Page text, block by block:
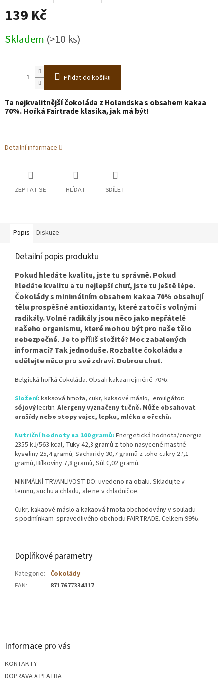
139 Kč
cena:
Skladem (>10 ks)
Přidat do košíku
Ta nejkvalitnější čokoláda z Holandska s obsahem kakaa
70%. Hořká Fairtrade klasika, jak má být!
Detailní informace
ZEPTAT SE HLÍDAT SDÍLET
Popis Diskuze
Detailní popis produktu
Pokud hledáte kvalitu, jste tu správně. Pokud
hledáte kvalitu a tu nejlepší chuť, jste tu ještě lépe.
Čokolády s minimálním obsahem kakaa 70% obsahují
tělu prospěšné antioxidanty, které zatočí s volnými
radikály. Volné radikály jsou něco jako nepřátelé
našeho organismu, které mohou být pro naše tělo
nebezpečné. Je to příliš složité? Moc zabalených
informací? Tak jednoduše. Rozbalte čokoládu a
udělejte něco pro své zdraví. Dobrou chuť.
Belgická hořká čokoláda. Obsah kakaa nejméně 70%.
Složení: kakaová hmota, cukr, kakaové máslo, emulgátor:
sójovýlecitin. Alergeny vyznačeny tučně. Může obsahovat
arašídy nebo stopy vajec, lepku, mléka a ořechů.
Nutriční hodnoty na 100 gramů: Energetická hodnota/energie
2355 kJ/563 kcal, Tuky 42,3 gramů z toho nasycené mastné
kyseliny 25,4 gramů, Sacharidy 30,7 gramů z toho cukry 27,1
gramů, Bílkoviny 7,8 gramů, Sůl 0,02 gramů.
MINIMÁLNÍ TRVANLIVOST DO: uvedeno na obalu. Skladujte v
temnu, suchu a chladu, ale ne v chladničce.
Cukr, kakaové máslo a kakaová hmota obchodovány v souladu
s podmínkami spravedlivého obchodu FAIRTRADE. Celkem 99%.
Doplňkové parametry
Kategorie: Čokolády
EAN: 8717677334117
Z
á
p
Informace pro vás
KONTAKTY
DOPRAVA A PLATBA